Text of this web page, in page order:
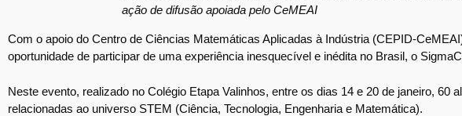
ação de difusão apoiada pelo CeMEAI
Com o apoio do Centro de Ciências Matemáticas Aplicadas à Indústria (CEPID-
oportunidade de participar de uma experiência inesquecível e inédita no Brasil, o
Neste evento, realizado no Colégio Etapa Valinhos, entre os dias 14 e 20 de janeiro, 60
relacionadas ao universo STEM (Ciência, Tecnologia, Engenharia e Matemática).